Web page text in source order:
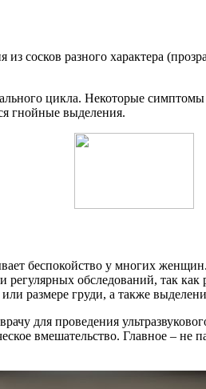
сосков разного характера
цикла. Некоторые
гнойные выделения.
беспокойство у многих
обследований, так
размере груди, а также
для проведения
вмешательство. Главное –